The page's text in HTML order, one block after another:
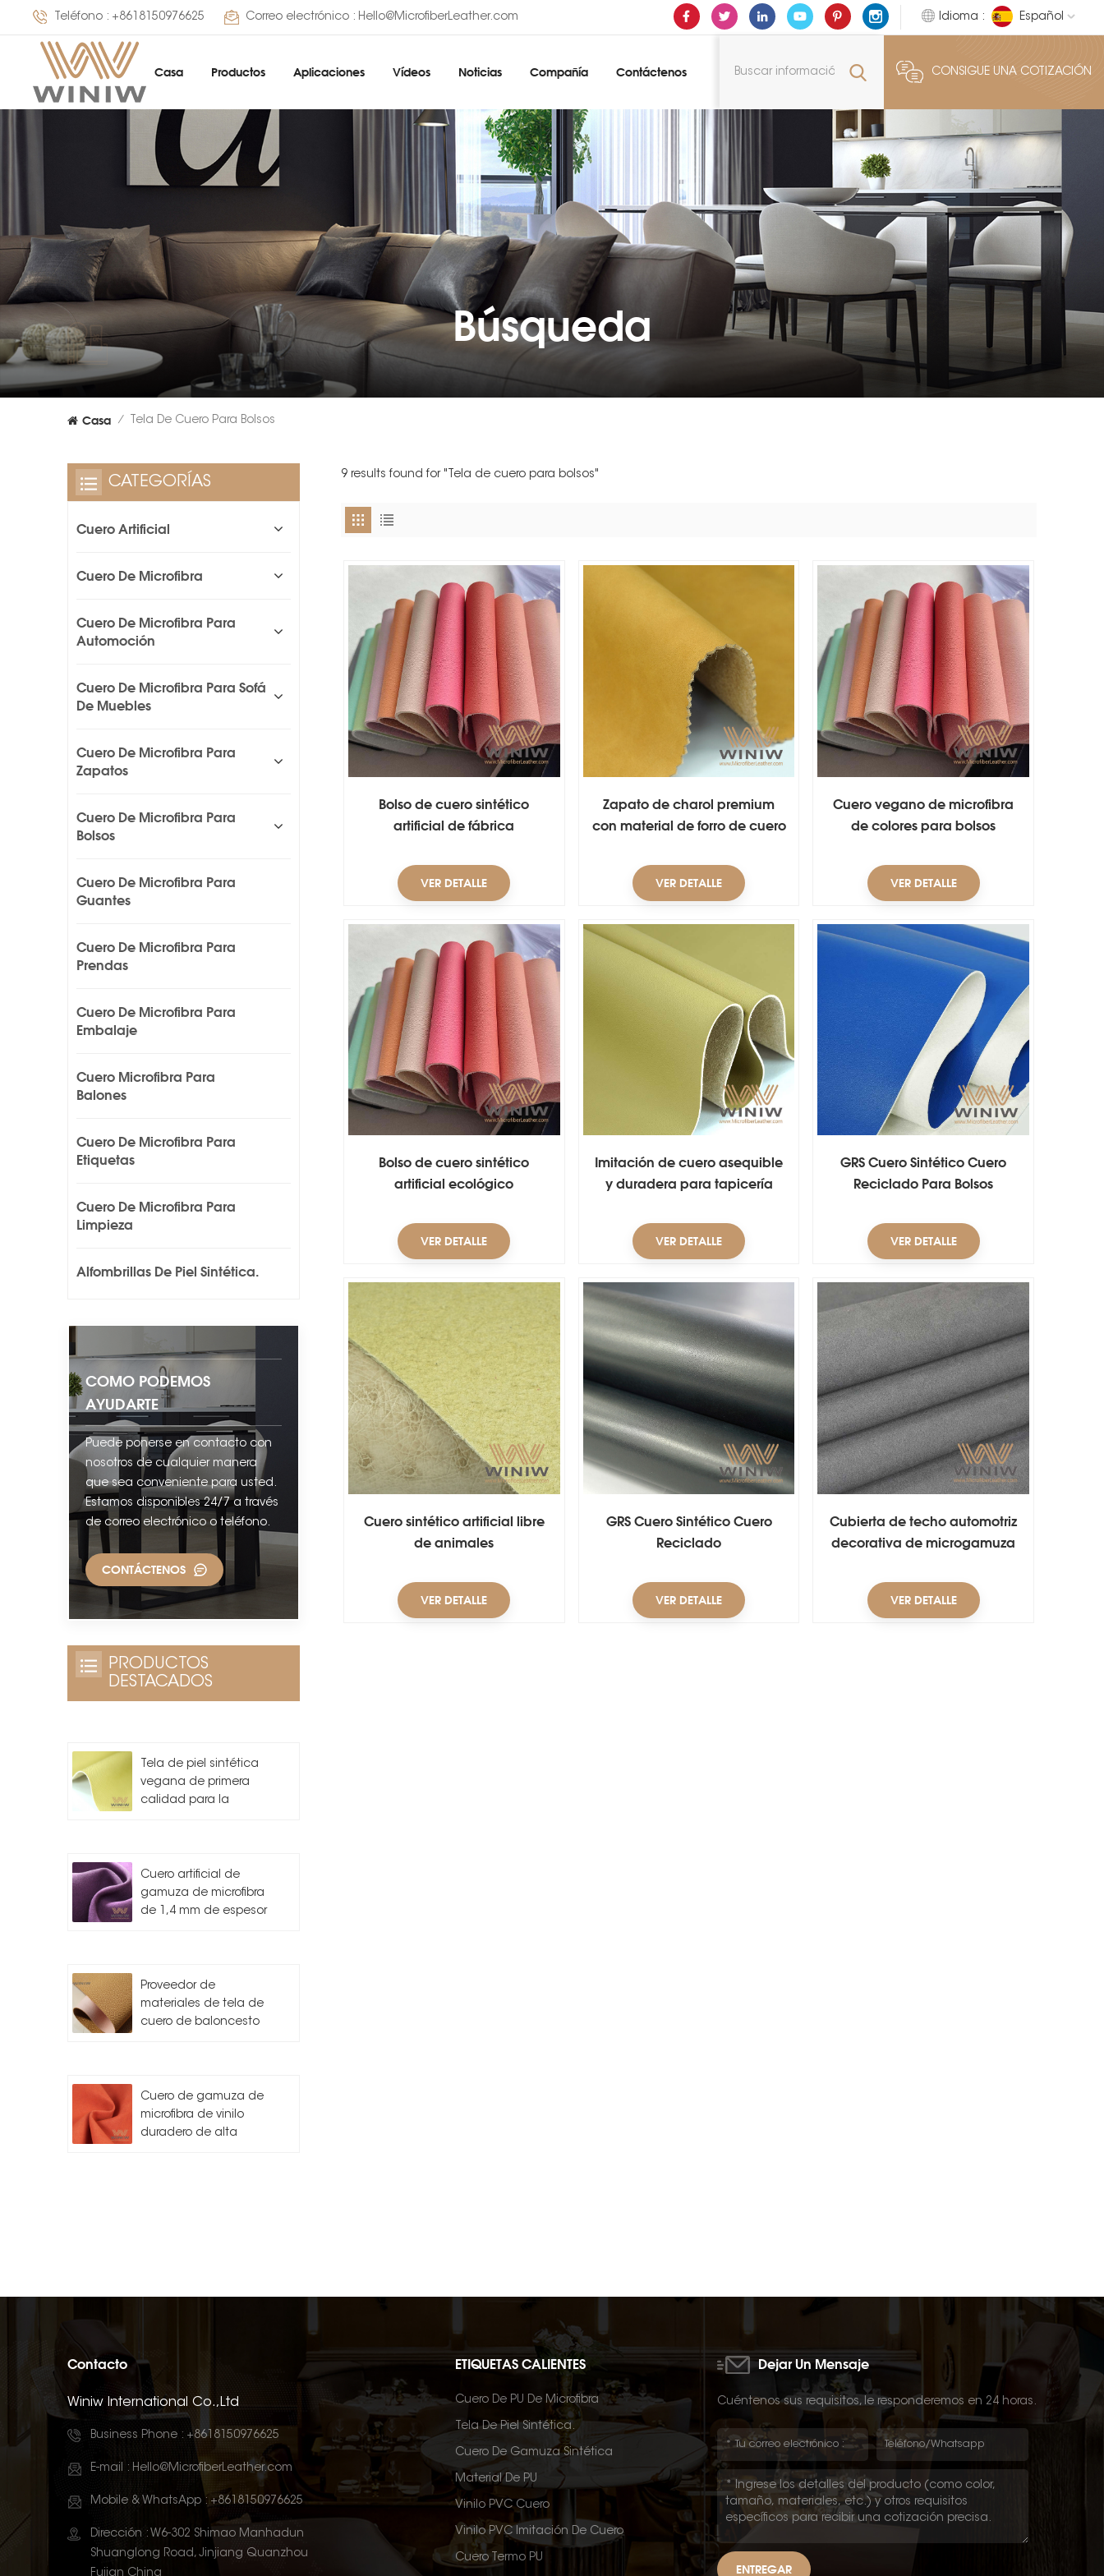
Teléfono : +8618150976625 Correo electrónico : Hello@MicrofiberLeather.com Idioma : Español
CONSIGUE UNA COTIZACIÓN
Casa Productos Aplicaciones Vídeos Noticias Compañía Contáctenos
Búsqueda
Casa / Tela De Cuero Para Bolsos
9 results found for "Tela de cuero para bolsos"
Bolso de cuero sintético
artificial de fábrica
VER DETALLE
Zapato de charol premium
con material de forro de cuero
VER DETALLE
Cuero vegano de microfibra
de colores para bolsos
VER DETALLE
Bolso de cuero sintético
artificial ecológico
VER DETALLE
Imitación de cuero asequible
y duradera para tapicería
Material Cuero
VER DETALLE
GRS Cuero Sintético Cuero
Reciclado Para Bolsos
VER DETALLE
Cuero sintético artificial libre
de animales
VER DETALLE
GRS Cuero Sintético Cuero
Reciclado
VER DETALLE
Cubierta de techo automotriz
decorativa de microgamuza
VER DETALLE
CATEGORÍAS
Cuero Artificial
Cuero De Microfibra
Cuero De Microfibra Para
Automoción
Cuero De Microfibra Para Sofá
De Muebles
Cuero De Microfibra Para
Zapatos
Cuero De Microfibra Para
Bolsos
Cuero De Microfibra Para
Guantes
Cuero De Microfibra Para
Prendas
Cuero De Microfibra Para
Embalaje
Cuero Microfibra Para
Balones
Cuero De Microfibra Para
Etiquetas
Cuero De Microfibra Para
Limpieza
Alfombrillas De Piel Sintética.
COMO PODEMOS
AYUDARTE
Puede ponerse en contacto con
nosotros de cualquier manera
que sea conveniente para usted.
Estamos disponibles 24/7 a través
de correo electrónico o teléfono.
CONTÁCTENOS
PRODUCTOS
DESTACADOS
Tela de piel sintética
vegana de primera
calidad para la
Cuero artificial de
gamuza de microfibra
de 1,4 mm de espesor
Proveedor de
materiales de tela de
cuero de baloncesto
Cuero de gamuza de
microfibra de vinilo
duradero de alta
Contacto
Winiw International Co.,Ltd
Business Phone : +8618150976625
E-mail : Hello@MicrofiberLeather.com
Mobile & WhatsApp : +8618150976625
Dirección : W6-302 Shimao Manhadun
Shuanglong Road, Jinjiang Quanzhou
Fujian China
ETIQUETAS CALIENTES
Cuero De PU De Microfibra
Tela De Piel Sintética.
Cuero De Gamuza Sintética
Material De PU
Vinilo PVC Cuero
Vinilo PVC Imitación De Cuero
Cuero Termo PU
Dejar Un Mensaje
Cuéntenos sus requisitos, le responderemos en 24 horas.